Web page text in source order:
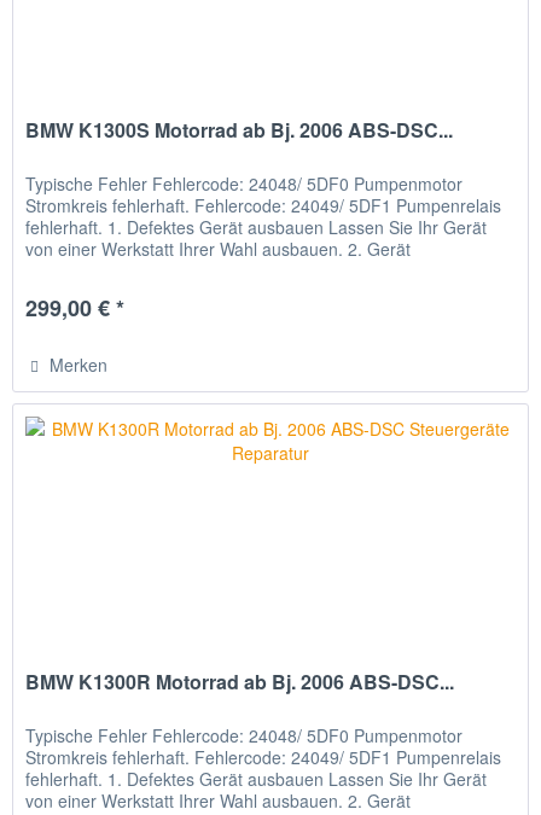
BMW K1300S Motorrad ab Bj. 2006 ABS-DSC...
Typische Fehler Fehlercode: 24048/ 5DF0 Pumpenmotor
Stromkreis fehlerhaft. Fehlercode: 24049/ 5DF1 Pumpenrelais
fehlerhaft. 1. Defektes Gerät ausbauen Lassen Sie Ihr Gerät
von einer Werkstatt Ihrer Wahl ausbauen. 2. Gerät
299,00 € *
Merken
BMW K1300R Motorrad ab Bj. 2006 ABS-DSC...
Typische Fehler Fehlercode: 24048/ 5DF0 Pumpenmotor
Stromkreis fehlerhaft. Fehlercode: 24049/ 5DF1 Pumpenrelais
fehlerhaft. 1. Defektes Gerät ausbauen Lassen Sie Ihr Gerät
von einer Werkstatt Ihrer Wahl ausbauen. 2. Gerät